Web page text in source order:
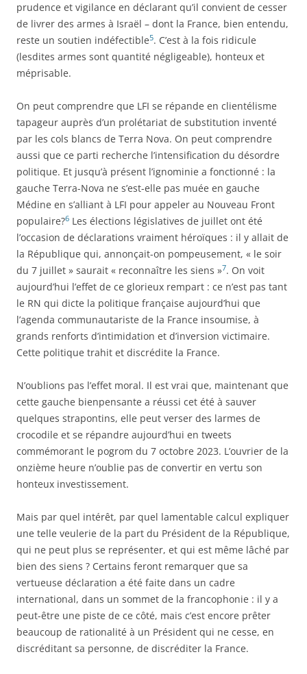
prudence et vigilance en déclarant qu’il convient de cesser
de livrer des armes à Israël – dont la France, bien entendu,
reste un soutien indéfectible5. C’est à la fois ridicule
(lesdites armes sont quantité négligeable), honteux et
méprisable.
On peut comprendre que LFI se répande en clientélisme
tapageur auprès d’un prolétariat de substitution inventé
par les cols blancs de Terra Nova. On peut comprendre
aussi que ce parti recherche l’intensification du désordre
politique. Et jusqu’à présent l’ignominie a fonctionné : la
gauche Terra-Nova ne s’est-elle pas muée en gauche
Médine en s’alliant à LFI pour appeler au Nouveau Front
populaire?6 Les élections législatives de juillet ont été
l’occasion de déclarations vraiment héroïques : il y allait de
la République qui, annonçait-on pompeusement, « le soir
du 7 juillet » saurait « reconnaître les siens »7. On voit
aujourd’hui l’effet de ce glorieux rempart : ce n’est pas tant
le RN qui dicte la politique française aujourd’hui que
l’agenda communautariste de la France insoumise, à
grands renforts d’intimidation et d’inversion victimaire.
Cette politique trahit et discrédite la France.
N’oublions pas l’effet moral. Il est vrai que, maintenant que
cette gauche bienpensante a réussi cet été à sauver
quelques strapontins, elle peut verser des larmes de
crocodile et se répandre aujourd’hui en tweets
commémorant le pogrom du 7 octobre 2023. L’ouvrier de la
onzième heure n’oublie pas de convertir en vertu son
honteux investissement.
Mais par quel intérêt, par quel lamentable calcul expliquer
une telle veulerie de la part du Président de la République,
qui ne peut plus se représenter, et qui est même lâché par
bien des siens ? Certains feront remarquer que sa
vertueuse déclaration a été faite dans un cadre
international, dans un sommet de la francophonie : il y a
peut-être une piste de ce côté, mais c’est encore prêter
beaucoup de rationalité à un Président qui ne cesse, en
discréditant sa personne, de discréditer la France.